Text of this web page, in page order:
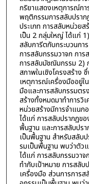
กริยาแสดงเหตุการณ์กา
พฤติกรรมการสลับปราก
ประเภท การสลับหน่วย
เป็น 2 กลุ่มใหญ่ ได้แก่
สลับการีตกับกระบวนกา
การสลับกรรมวาจก กา
การสลับมัชฌิมกรรม 2)
สภาพในเชิงโครงสร้าง
เหตุการณ์เครื่องมืออยู่ใ
มือและการสลับกรรมตร
สร้างทั้งหมดมาทำการวิ
หน่วยสร้างมีการจำแน
ได้แก่ การสลับปรากฏข
พื้นฐาน และการสลับปร
เป็นพื้นฐาน สำหรับสลับ
รมเป็นพื้นฐาน พบว่าตัว
ได้แก่ การสลับกรรมวา
ทำกับเป้าหมาย การสลั
เครื่องมือ ส่วนการการ